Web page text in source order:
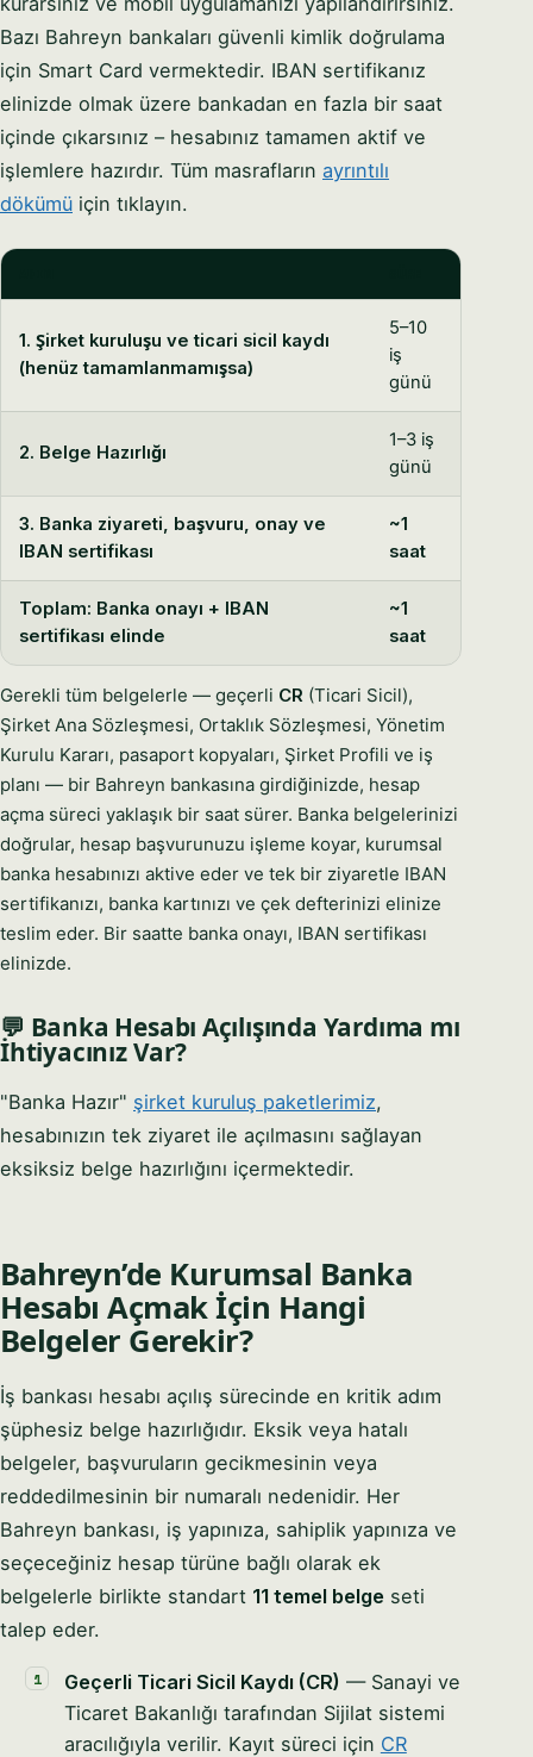
Bazı Bahreyn bankaları güvenli kimlik doğrulama
için Smart Card vermektedir. IBAN sertifikanız
elinizde olmak üzere bankadan en fazla bir saat
içinde çıkarsınız – hesabınız tamamen aktif ve
işlemlere hazırdır. Tüm masrafların ayrıntılı
dökümü için tıklayın.
1. Şirket kuruluşu ve ticari sicil kaydı
(henüz tamamlanmamışsa)
5–10
iş
günü
2. Belge Hazırlığı
1–3 iş
günü
3. Banka ziyareti, başvuru, onay ve
IBAN sertifikası
~1
saat
Toplam: Banka onayı + IBAN
sertifikası elinde
~1
saat
Gerekli tüm belgelerle — geçerli CR (Ticari Sicil),
Şirket Ana Sözleşmesi, Ortaklık Sözleşmesi, Yönetim
Kurulu Kararı, pasaport kopyaları, Şirket Profili ve iş
planı — bir Bahreyn bankasına girdiğinizde, hesap
açma süreci yaklaşık bir saat sürer. Banka belgelerinizi
doğrular, hesap başvurunuzu işleme koyar, kurumsal
banka hesabınızı aktive eder ve tek bir ziyaretle IBAN
sertifikanızı, banka kartınızı ve çek defterinizi elinize
teslim eder. Bir saatte banka onayı, IBAN sertifikası
elinizde.
💬 Banka Hesabı Açılışında Yardıma mı
İhtiyacınız Var?
"Banka Hazır" şirket kuruluş paketlerimiz,
hesabınızın tek ziyaret ile açılmasını sağlayan
eksiksiz belge hazırlığını içermektedir.
Bahreyn’de Kurumsal Banka
Hesabı Açmak İçin Hangi
Belgeler Gerekir?
İş bankası hesabı açılış sürecinde en kritik adım
şüphesiz belge hazırlığıdır. Eksik veya hatalı
belgeler, başvuruların gecikmesinin veya
reddedilmesinin bir numaralı nedenidir. Her
Bahreyn bankası, iş yapınıza, sahiplik yapınıza ve
seçeceğiniz hesap türüne bağlı olarak ek
belgelerle birlikte standart 11 temel belge seti
talep eder.
Geçerli Ticari Sicil Kaydı (CR) — Sanayi ve
Ticaret Bakanlığı tarafından Sijilat sistemi
aracılığıyla verilir. Kayıt süreci için CR